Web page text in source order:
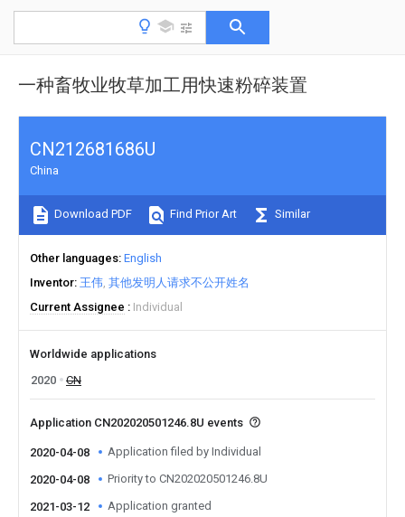
一种畜牧业牧草加工用快速粉碎装置
CN212681686U
China
Download PDF Find Prior Art Similar
Other languages English
Inventor 王伟 其他发明人请求不公开姓名
Current Assignee
Individual
Worldwide applications
2020
CN
Application CN202020501246.8U events
2020-04-08 Application filed by Individual
2020-04-08 Priority to CN202020501246.8U
2021-03-12 Application granted